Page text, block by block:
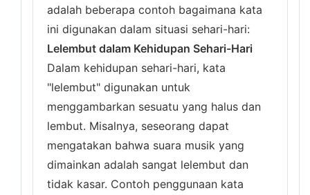
adalah beberapa contoh bagaimana kata
ini digunakan dalam situasi sehari-hari:
Lelembut dalam Kehidupan Sehari-Hari
Dalam kehidupan sehari-hari, kata
"lelembut" digunakan untuk
menggambarkan sesuatu yang halus dan
lembut. Misalnya, seseorang dapat
mengatakan bahwa suara musik yang
dimainkan adalah sangat lelembut dan
tidak kasar. Contoh penggunaan kata